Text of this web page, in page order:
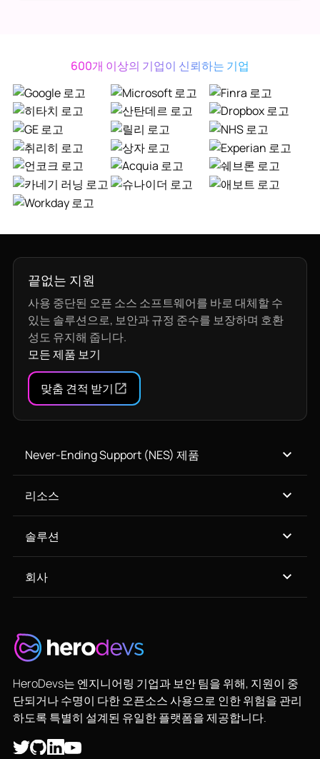
600개 이상의 기업이 신뢰하는 기업
끝없는 지원
사용 중단된 오픈 소스 소프트웨어를 바로 대체할 수
있는 솔루션으로, 보안과 규정 준수를 보장하며 호환
성도 유지해 줍니다.
모든 제품 보기
맞춤 견적 받기
Never-Ending Support (NES) 제품
리소스
솔루션
회사
HeroDevs는 엔지니어링 기업과 보안 팀을 위해, 지원이 중
단되거나 수명이 다한 오픈소스 사용으로 인한 위험을 관리
하도록 특별히 설계된 유일한 플랫폼을 제공합니다.